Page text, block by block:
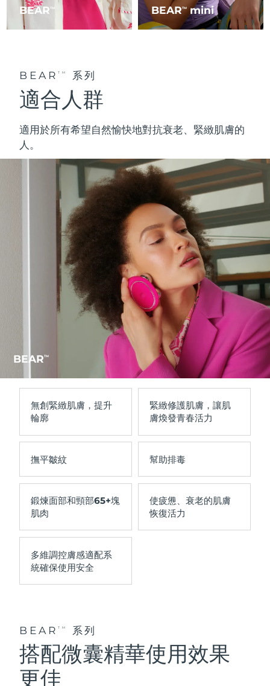
BEARTM BEARTMmini
BEARTM 系列
適合人群
適用於所有希望自然愉快地對抗衰老、緊緻肌膚的
人。
BEARTM
無創 緊緻肌膚 ， 提升
輪廓
緊緻修護肌膚 ，讓肌
膚煥發青春活力
撫平皺紋 幫助排毒
鍛煉面部和頸部65+塊
肌肉
使疲憊、衰老的肌膚
恢復活力
多維調控膚感適配系
統確保使用安全
BEARTM 系列
搭配微囊精華使用效果
更佳